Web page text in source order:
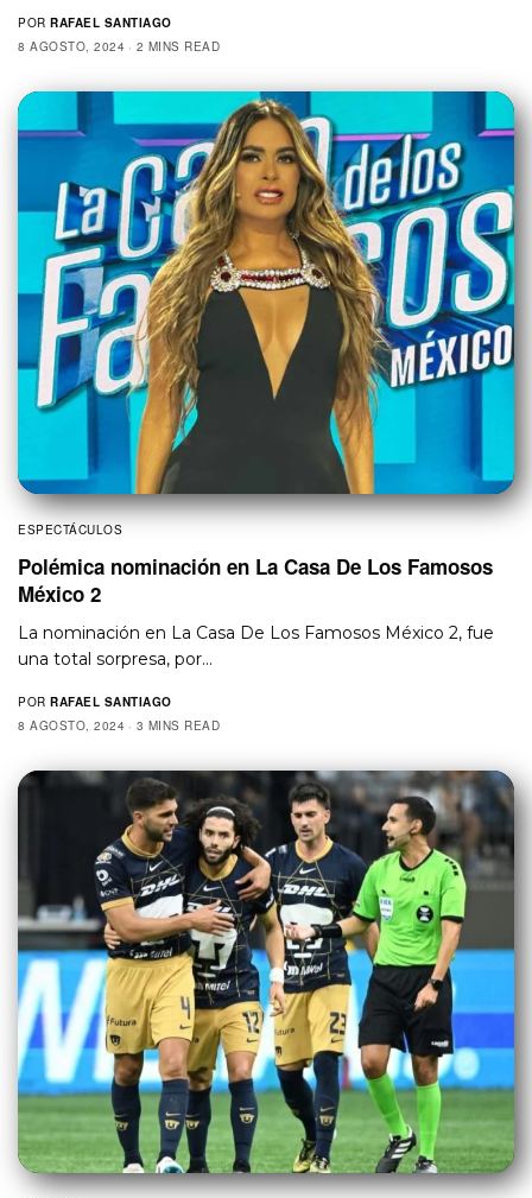
POR RAFAEL SANTIAGO
8 AGOSTO, 2024
2 MINS READ
ESPECTÁCULOS
Polémica nominación en La Casa De Los Famosos
México 2
La nominación en La Casa De Los Famosos México 2, fue
una total sorpresa, por…
POR RAFAEL SANTIAGO
8 AGOSTO, 2024
3 MINS READ